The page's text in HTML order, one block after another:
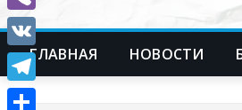
ГЛАВНАЯ НОВОСТИ
Viber
VK
Telegram